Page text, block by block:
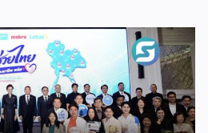
าบ่มเพาะศักยภาพผู้ประกอบการราย
รฐานเพื่อสร้างความเชี่ยวชาญและ
ก นายพูนพงษ์ นัยนาภากรณ์ อธิบดี
รวงพาณิชย์ เปิดเผยภายหลังเป็น
ก่ผู้ประกอบการแฟรนไชส์ใน 2
นดีกับทุกกิจการที่ได้รับ